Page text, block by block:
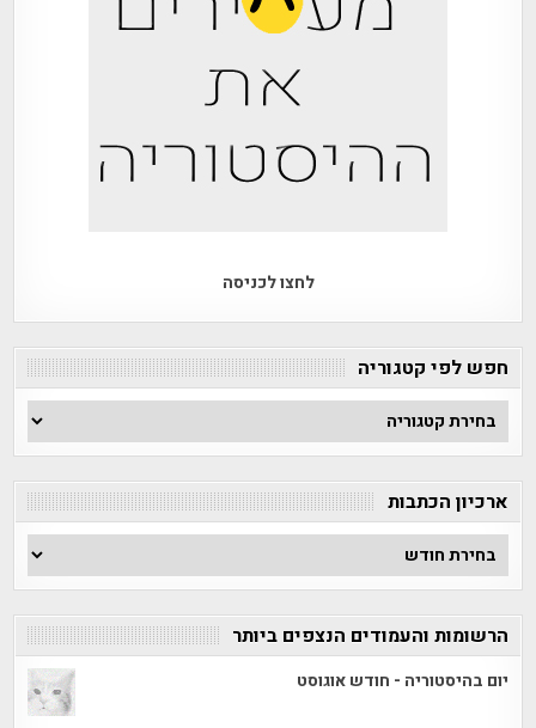
לחצו לכניסה
חפש לפי קטגוריה
חפש
לפי
קטגוריה
ארכיון הכתבות
ארכיון
הכתבות
הרשומות והעמודים הנצפים ביותר
יום בהיסטוריה - חודש אוגוסט